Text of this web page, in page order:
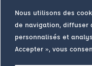
Nous utilisons des
de navigation, diffuser
personnalisés et
Accepter », vous